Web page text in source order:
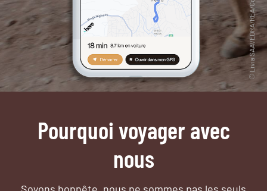
Pourquoi voyager avec
nous